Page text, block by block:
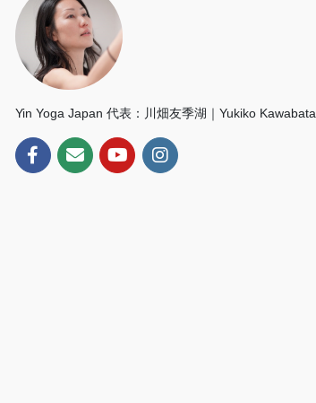
Yin Yoga Japan 代表：川畑友季湖｜Yukiko Kawabata